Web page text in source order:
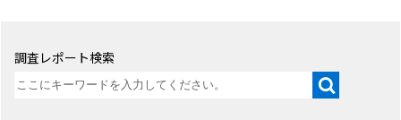
調査レポート検索